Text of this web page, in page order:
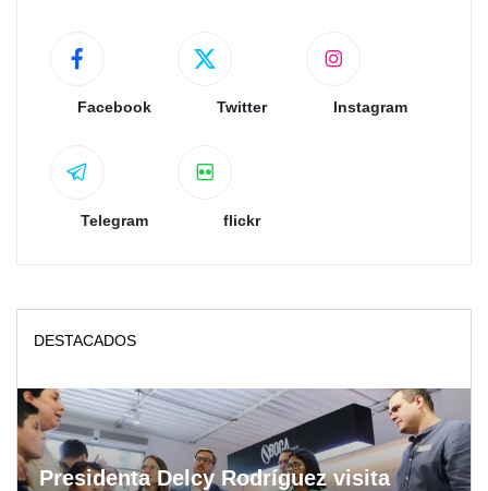
Facebook Twitter Instagram
Telegram flickr
DESTACADOS
Presidenta Delcy Rodríguez visita